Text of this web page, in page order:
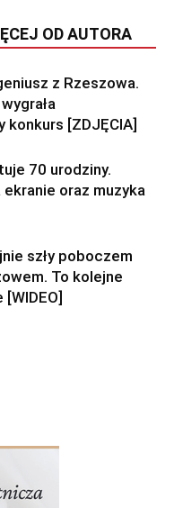
OD AUTORA
z Rzeszowa.
konkurs [ZDJĘCIA]
70 urodziny.
oraz muzyka
szły poboczem
To kolejne